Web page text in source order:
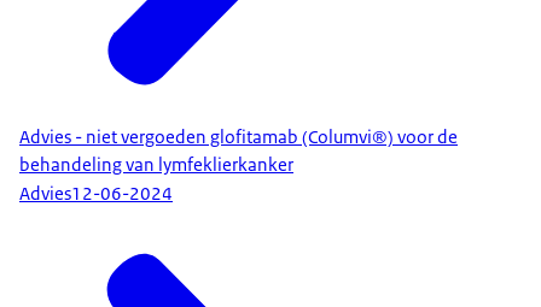
Advies - niet vergoeden glofitamab (Columvi®) voor de
behandeling van lymfeklierkanker
Advies12-06-2024